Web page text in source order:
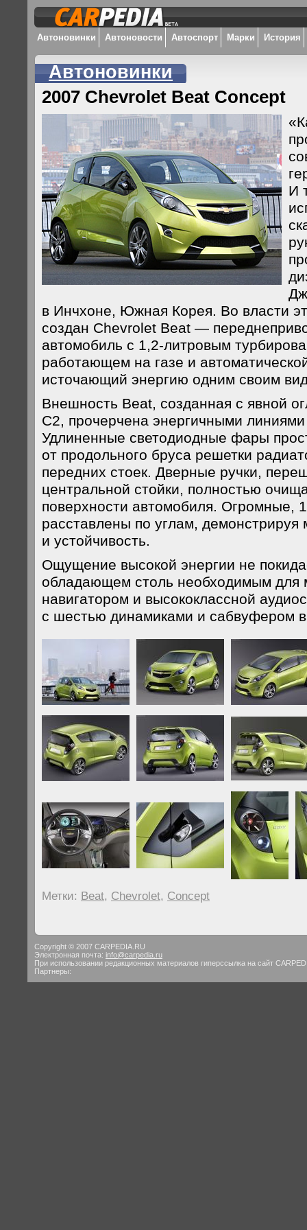
Автоновинки Автоновости Автоспорт Марки История
Автоновинки
2007 Chevrolet Beat Concept
И
в Инчхоне, Южная Корея. Во власти
создан Chevrolet Beat —
автомобиль с 1,2-литровым
работающем на газе и
источающий энергию одним своим
Внешность Beat, созданная с явной
C2, прочерчена энергичными
Удлиненные светодиодные фары
от продольного бруса решетки
передних стоек. Дверные ручки,
центральной стойки, полностью
поверхности автомобиля. Огромные,
расставлены по углам, демонстрируя
и устойчивость.
Ощущение высокой энергии не
обладающем столь необходимым для
навигатором и высококлассной
с шестью динамиками и сабвуфером
Метки: Beat, Chevrolet, Concept
Copyright © 2007 CARPEDIA.RU
Электронная почта: info@carpedia.ru
При использовании редакционных материалов гиперссылка на сайт
Партнеры: